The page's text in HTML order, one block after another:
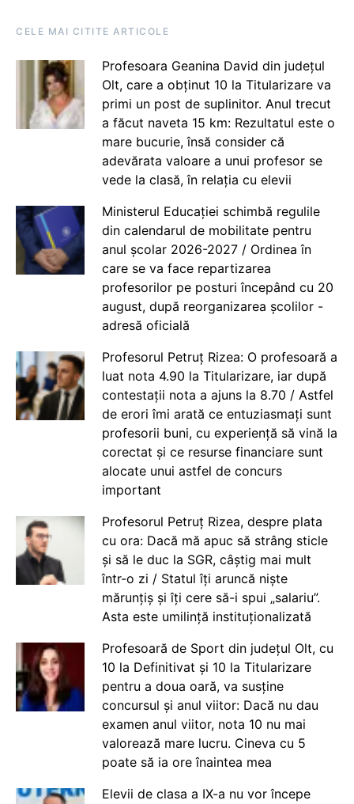
CELE MAI CITITE ARTICOLE
Profesoara Geanina David din județul
Olt, care a obținut 10 la Titularizare va
primi un post de suplinitor. Anul trecut
a făcut naveta 15 km: Rezultatul este o
mare bucurie, însă consider că
adevărata valoare a unui profesor se
vede la clasă, în relația cu elevii
Ministerul Educației schimbă regulile
din calendarul de mobilitate pentru
anul școlar 2026-2027 / Ordinea în
care se va face repartizarea
profesorilor pe posturi începând cu 20
august, după reorganizarea școlilor -
adresă oficială
Profesorul Petruț Rizea: O profesoară a
luat nota 4.90 la Titularizare, iar după
contestații nota a ajuns la 8.70 / Astfel
de erori îmi arată ce entuziasmați sunt
profesorii buni, cu experiență să vină la
corectat și ce resurse financiare sunt
alocate unui astfel de concurs
important
Profesorul Petruț Rizea, despre plata
cu ora: Dacă mă apuc să strâng sticle
și să le duc la SGR, câștig mai mult
într-o zi / Statul îți aruncă niște
mărunțiș și îți cere să-i spui „salariu”.
Asta este umilință instituționalizată
Profesoară de Sport din județul Olt, cu
10 la Definitivat și 10 la Titularizare
pentru a doua oară, va susține
concursul și anul viitor: Dacă nu dau
examen anul viitor, nota 10 nu mai
valorează mare lucru. Cineva cu 5
poate să ia ore înaintea mea
Elevii de clasa a IX-a nu vor începe